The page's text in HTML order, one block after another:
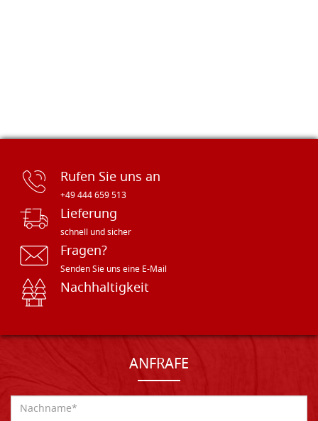
Rufen Sie uns an
+49 444 659 513
Lieferung
schnell und sicher
Fragen?
Senden Sie uns eine E-Mail
Nachhaltigkeit
ANFRAFE